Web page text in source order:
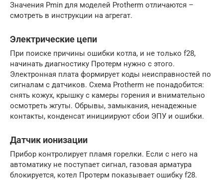
Значения Pmin для моделей Protherm отличаются –
смотреть в инструкции на агрегат.
Электрические цепи
При поиске причины ошибки котла, и не только f28,
начинать диагностику Протерм нужно с этого.
Электронная плата формирует коды неисправностей по
сигналам с датчиков. Схема Protherm не понадобится:
снять кожух, крышку с камеры горения и внимательно
осмотреть жгуты. Обрывы, замыкания, ненадежные
контакты, конденсат инициируют сбои ЭПУ и ошибки.
Датчик ионизации
Прибор контролирует пламя горелки. Если с него на
автоматику не поступает сигнал, газовая арматура
блокируется, котел Протерм показывает ошибку f28.